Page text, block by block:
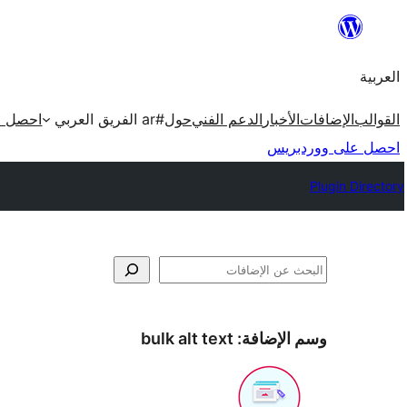
المحتوى
العربية
القوالبالإضافاتالأخبار الدعم الفنيحول#ar الفريق العربي
احصل
احصل على ووردبريس
Plugin Directory
البحث
وسم الإضافة: bulk alt text